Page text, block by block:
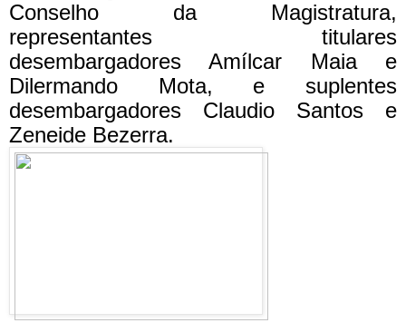
Conselho da Magistratura,
representantes titulares
desembargadores Amílcar Maia e
Dilermando Mota, e suplentes
desembargadores Claudio Santos e
Zeneide Bezerra.